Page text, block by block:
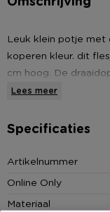
Leuk klein potje met
koperen kleur. dit
cm hoog. De
Dit zorgt voor een
Let op
zijn alleen per 3 te
Lees meer
Specificaties
Artikelnummer
Online Only
Materiaal